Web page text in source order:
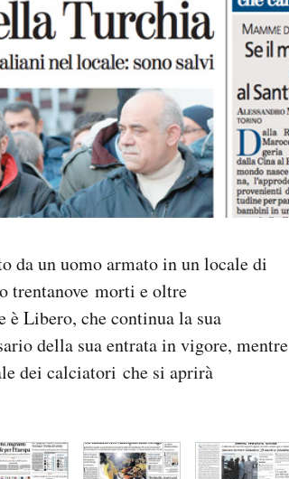
da un uomo armato in un locale di
trentanove morti e oltre
è Libero, che continua la sua
della sua entrata in vigore, mentre
dei calciatori che si aprirà